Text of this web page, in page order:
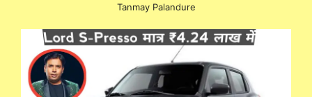
Tanmay Palandure